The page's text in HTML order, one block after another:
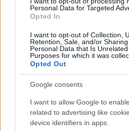
Personal Data for Targeted
Opted In
I want to opt-out of Collection,
Retention, Sale, and/or
Personal Data that Is
Purposes for which it was
Opted Out
Google consents
I want to allow Google to
related to advertising like
device identifiers in apps.
Lelki edző Hogyan válassz olyat
2021.01.07 20:12:41
Sokan vannak munkakeresés közben,
visszamennek GYES-ről és nem
foglalkozni. Vannak sokan olyanok is,
most csinálnak. Sokan a megszokott